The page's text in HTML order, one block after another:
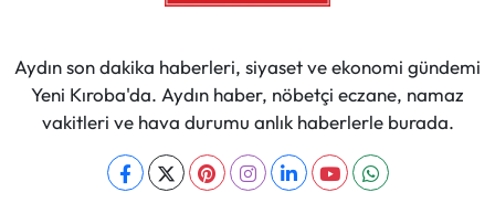
Aydın son dakika haberleri, siyaset ve ekonomi gündemi
Yeni Kıroba'da. Aydın haber, nöbetçi eczane, namaz
vakitleri ve hava durumu anlık haberlerle burada.